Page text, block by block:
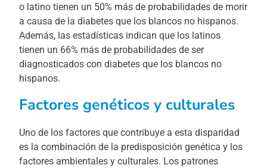
o latino tienen un 50% más de probabilidades de morir
a causa de la diabetes que los blancos no hispanos.
Además, las estadísticas indican que los latinos
tienen un 66% más de probabilidades de ser
diagnosticados con diabetes que los blancos no
hispanos.
Factores genéticos y culturales
Uno de los factores que contribuye a esta disparidad
es la combinación de la predisposición genética y los
factores ambientales y culturales. Los patrones